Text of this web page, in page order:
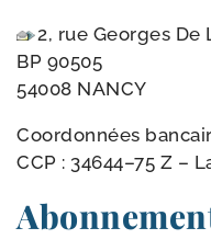
2, rue Georges De
BP 90505
54008 NANCY
Coordonnées
CCP : 34644–75 Z –